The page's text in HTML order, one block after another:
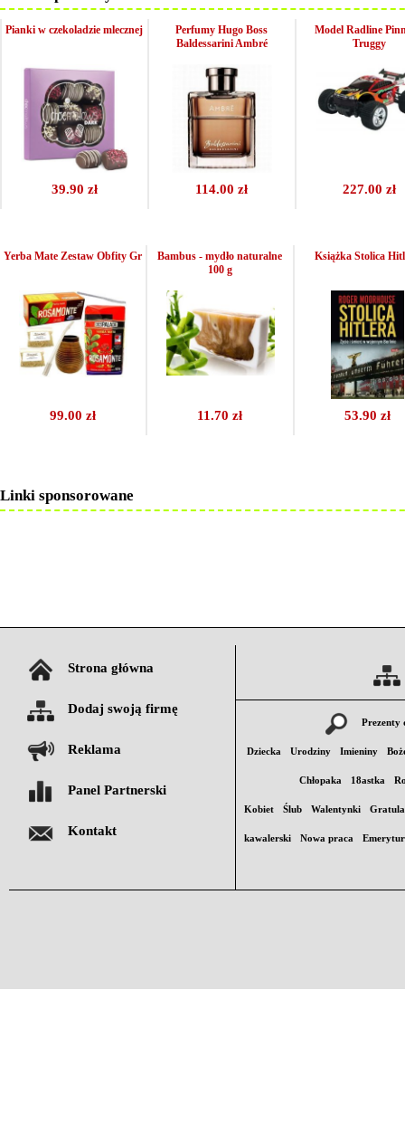
39.90 zł
Pianki w czekoladzie mlecznej
114.00 zł
Perfumy Hugo Boss
Baldessarini Ambré
227.00 zł
Model Radline
Truggy
99.00 zł
Yerba Mate Zestaw Obfity Gr
11.70 zł
Bambus - mydło naturalne
100 g
53.90 zł
Książka Stolica
Linki sponsorowane
Strona główna
Dodaj swoją firmę
Reklama
Panel Partnerski
Kontakt
Prezenty
Dziecka Urodziny Imieniny
Chłopaka 18astka
Kobiet Ślub Walentynki
kawalerski Nowa praca